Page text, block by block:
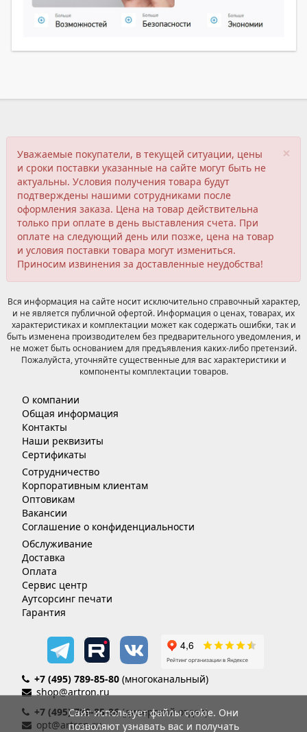
×
Уважаемые покупатели, в текущей ситуации, цены
и сроки поставки указанные на сайте могут быть не
актуальны. Условия получения товара будут
подтверждены нашими сотрудниками после
оформления заказа. Цена на товар действительна
только при оплате в день выставления счета. При
оплате на следующий день или позже, цена на товар
и условия поставки товара могут измениться.
Приносим извинения за доставленные неудобства!
Вся информация на сайте носит исключительно справочный характер,
и не является публичной офертой. Информация о ценах, товарах, их
характеристиках и комплектации может как содержать ошибки, так и
быть изменена производителем без предварительного уведомления, и
не может быть основанием для предъявления каких-либо претензий.
Пожалуйста, уточняйте существенные для вас характеристики и
компоненты комплектации товаров.
О компании
Общая информация
Контакты
Наши реквизиты
Сертификаты
Сотрудничество
Корпоративным клиентам
Оптовикам
Вакансии
Соглашение о конфиденциальности
Обслуживание
Доставка
Оплата
Сервис центр
Аутсорсинг печати
Гарантия
+7 (495) 789-85-80 (многоканальный)
shop@artron.ru
+7 (495) 789-85-86(дилерский отдел)
opt@artron.ru
Сайт использует файлы cookie. Они
позволяют узнавать вас и получать